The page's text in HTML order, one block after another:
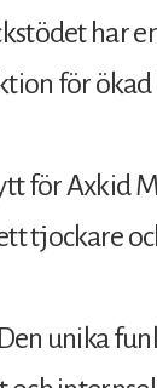
har
för
för Axkid
tjockare
unika